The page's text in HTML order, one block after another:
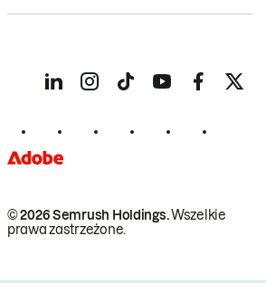
© 2026 Semrush Holdings.Wszelkie
prawa zastrzeżone.